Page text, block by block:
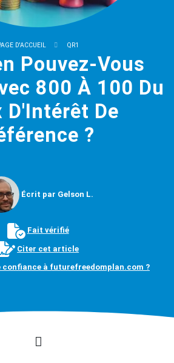
D'ACCUEIL QR1
Pouvez-Vous
800 À 100 Du
D'Intérêt De
?
Écrit par Gelson L.
Fait vérifié
Citer cet article
confiance à futurefreedomplan.com ?